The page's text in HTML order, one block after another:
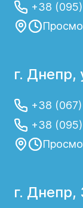
+38
г. Днепр,
+38
+38
г.